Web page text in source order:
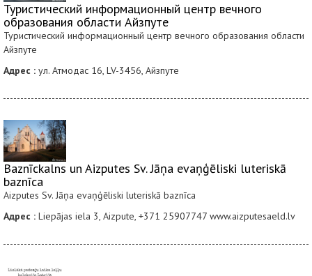
Туристический информационный центр вечного
образования области Айзпуте
Туристический информационный центр вечного образования области
Айзпуте
Адрес : ул. Атмодас 16, LV-3456, Айзпуте
Baznīckalns un Aizputes Sv. Jāņa evaņģēliski luteriskā
baznīca
Aizputes Sv. Jāņa evaņģēliski luteriskā baznīca
Адрес : Liepājas iela 3, Aizpute, +371 25907747 www.aizputesaeld.lv